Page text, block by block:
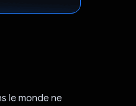
le monde ne